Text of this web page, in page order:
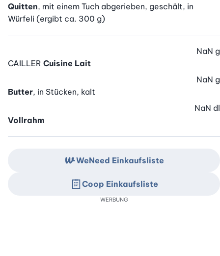
Quitten, mit einem Tuch abgerieben, geschält, in
Würfeli (ergibt ca. 300 g)
CAILLER Cuisine Lait
NaN g
Butter, in Stücken, kalt
NaN g
Vollrahm
NaN dl
WeNeed Einkaufsliste
Coop Einkaufsliste
WERBUNG